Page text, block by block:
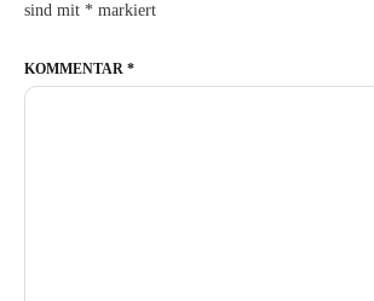
sind mit * markiert
KOMMENTAR *